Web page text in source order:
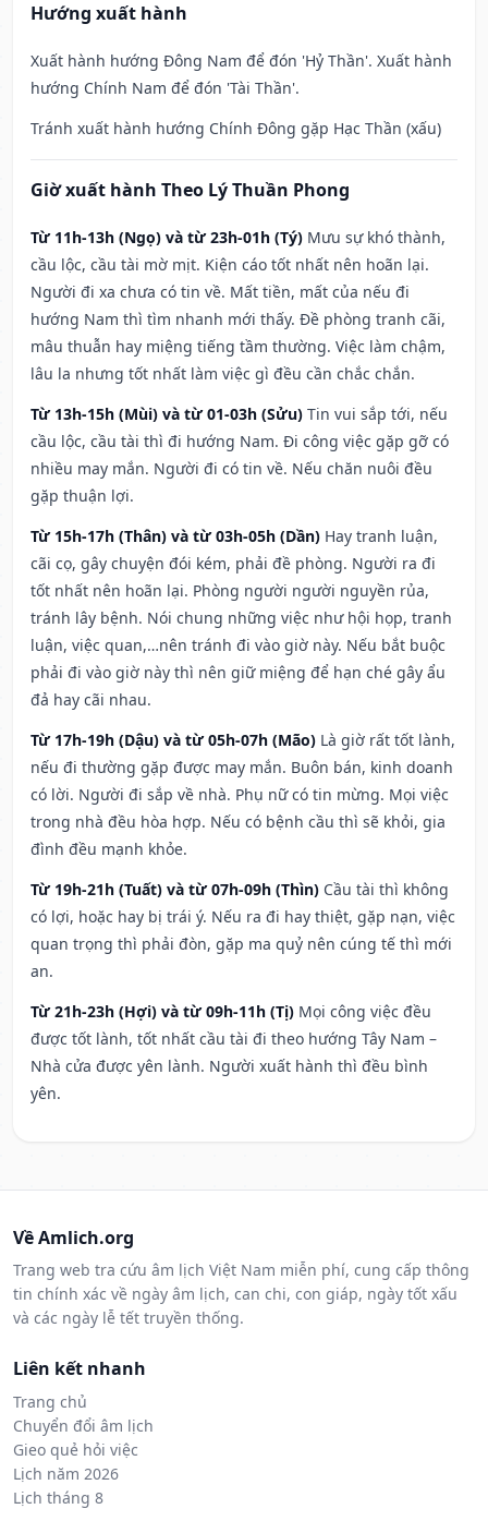
Hướng xuất hành
Xuất hành hướng Đông Nam để đón 'Hỷ Thần'. Xuất hành
hướng Chính Nam để đón 'Tài Thần'.
Tránh xuất hành hướng Chính Đông gặp Hạc Thần (xấu)
Giờ xuất hành Theo Lý Thuần Phong
Từ 11h-13h (Ngọ) và từ 23h-01h (Tý) Mưu sự khó thành,
cầu lộc, cầu tài mờ mịt. Kiện cáo tốt nhất nên hoãn lại.
Người đi xa chưa có tin về. Mất tiền, mất của nếu đi
hướng Nam thì tìm nhanh mới thấy. Đề phòng tranh cãi,
mâu thuẫn hay miệng tiếng tầm thường. Việc làm chậm,
lâu la nhưng tốt nhất làm việc gì đều cần chắc chắn.
Từ 13h-15h (Mùi) và từ 01-03h (Sửu) Tin vui sắp tới, nếu
cầu lộc, cầu tài thì đi hướng Nam. Đi công việc gặp gỡ có
nhiều may mắn. Người đi có tin về. Nếu chăn nuôi đều
gặp thuận lợi.
Từ 15h-17h (Thân) và từ 03h-05h (Dần) Hay tranh luận,
cãi cọ, gây chuyện đói kém, phải đề phòng. Người ra đi
tốt nhất nên hoãn lại. Phòng người người nguyền rủa,
tránh lây bệnh. Nói chung những việc như hội họp, tranh
luận, việc quan,…nên tránh đi vào giờ này. Nếu bắt buộc
phải đi vào giờ này thì nên giữ miệng để hạn ché gây ẩu
đả hay cãi nhau.
Từ 17h-19h (Dậu) và từ 05h-07h (Mão) Là giờ rất tốt lành,
nếu đi thường gặp được may mắn. Buôn bán, kinh doanh
có lời. Người đi sắp về nhà. Phụ nữ có tin mừng. Mọi việc
trong nhà đều hòa hợp. Nếu có bệnh cầu thì sẽ khỏi, gia
đình đều mạnh khỏe.
Từ 19h-21h (Tuất) và từ 07h-09h (Thìn) Cầu tài thì không
có lợi, hoặc hay bị trái ý. Nếu ra đi hay thiệt, gặp nạn, việc
quan trọng thì phải đòn, gặp ma quỷ nên cúng tế thì mới
an.
Từ 21h-23h (Hợi) và từ 09h-11h (Tị) Mọi công việc đều
được tốt lành, tốt nhất cầu tài đi theo hướng Tây Nam –
Nhà cửa được yên lành. Người xuất hành thì đều bình
yên.
Về Amlich.org
Trang web tra cứu âm lịch Việt Nam miễn phí, cung cấp thông
tin chính xác về ngày âm lịch, can chi, con giáp, ngày tốt xấu
và các ngày lễ tết truyền thống.
Liên kết nhanh
Trang chủ
Chuyển đổi âm lịch
Gieo quẻ hỏi việc
Lịch năm 2026
Lịch tháng 8